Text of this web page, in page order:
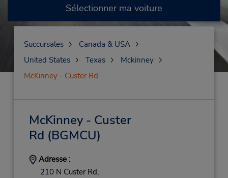
Sélectionner ma voiture
Succursales
Canada & USA
United States
Texas
Mckinney
McKinney - Custer Rd
McKinney - Custer
Rd (BGMCU)
Adresse :
210 N Custer Rd,